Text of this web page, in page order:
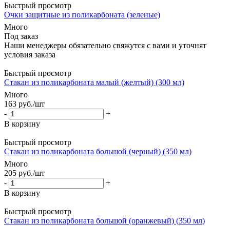
Быстрый просмотр
Очки защитные из поликарбоната (зеленые)
Много
Под заказ
Наши менеджеры обязательно свяжутся с вами и уточнят
условия заказа
Быстрый просмотр
Стакан из поликарбоната малый (желтый) (300 мл)
Много
163 руб./шт
-
+
В корзину
Быстрый просмотр
Стакан из поликарбоната большой (черный) (350 мл)
Много
205 руб./шт
-
+
В корзину
Быстрый просмотр
Стакан из поликарбоната большой (оранжевый) (350 мл)